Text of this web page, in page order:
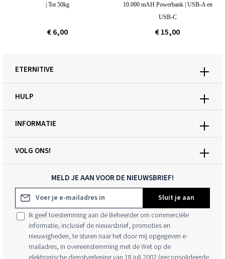
| Tot 50kg
€ 6,00
10.000 mAH Powerbank | USB-A en
USB-C
€ 15,00
MELD JE AAN VOOR DE NIEUWSBRIEF!
E-mailadres*
Sluit je aan
Ik geef toestemming aan de Beheerder om commerciële
informatie, inclusief de nieuwsbrief, promoties en
nieuwigheden, te sturen naar het door mij opgegeven e-
mailadres, in overeenstemming met de Wet op de
VOLG ONS!
ETERNITIVE
HULP
INFORMATIE